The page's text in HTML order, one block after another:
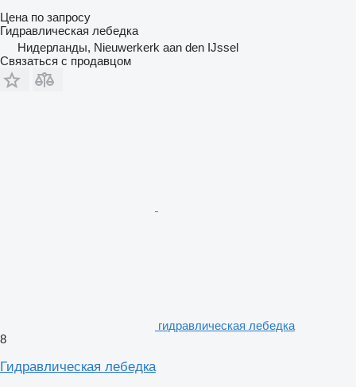
Цена по запросу
Гидравлическая лебедка
Нидерланды, Nieuwerkerk aan den IJssel
Связаться с продавцом
гидравлическая лебедка
8
Гидравлическая лебедка